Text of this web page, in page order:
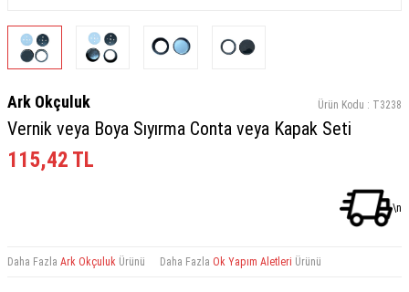
Ark Okçuluk Ürün Kodu : T3238
Vernik veya Boya Sıyırma Conta veya Kapak Seti
115,42 TL
\n
Daha Fazla Ark Okçuluk Ürünü Daha Fazla Ok Yapım Aletleri Ürünü